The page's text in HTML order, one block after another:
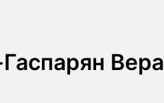
Вера